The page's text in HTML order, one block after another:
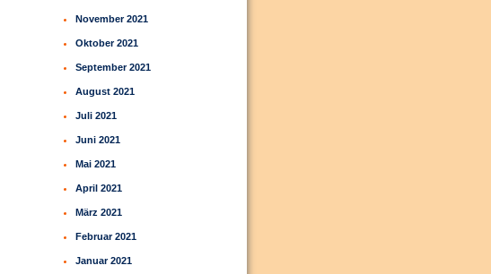
November 2021
Oktober 2021
September 2021
August 2021
Juli 2021
Juni 2021
Mai 2021
April 2021
März 2021
Februar 2021
Januar 2021